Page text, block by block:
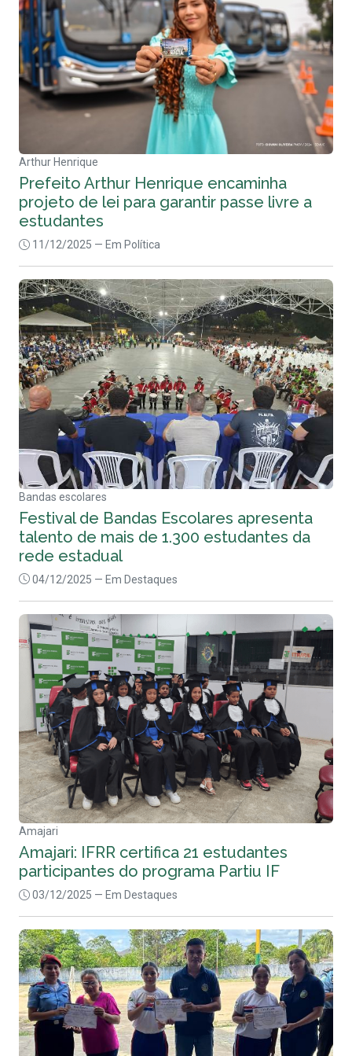
Arthur Henrique
Prefeito Arthur Henrique encaminha
projeto de lei para garantir passe livre a
estudantes
11/12/2025 — Em Política
Bandas escolares
Festival de Bandas Escolares apresenta
talento de mais de 1.300 estudantes da
rede estadual
04/12/2025 — Em Destaques
Amajari
Amajari: IFRR certifica 21 estudantes
participantes do programa Partiu IF
03/12/2025 — Em Destaques